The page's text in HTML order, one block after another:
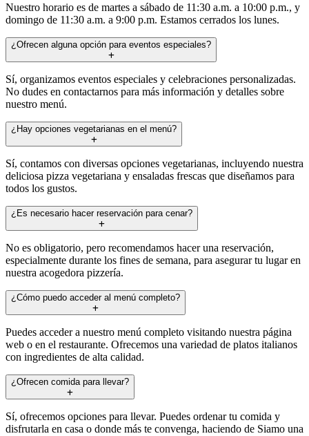
Nuestro horario es de martes a sábado de 11:30 a.m. a 10:00 p.m., y
domingo de 11:30 a.m. a 9:00 p.m. Estamos cerrados los lunes.
¿Ofrecen alguna opción para eventos especiales?
Sí, organizamos eventos especiales y celebraciones personalizadas.
No dudes en contactarnos para más información y detalles sobre
nuestro menú.
¿Hay opciones vegetarianas en el menú?
Sí, contamos con diversas opciones vegetarianas, incluyendo nuestra
deliciosa pizza vegetariana y ensaladas frescas que diseñamos para
todos los gustos.
¿Es necesario hacer reservación para cenar?
No es obligatorio, pero recomendamos hacer una reservación,
especialmente durante los fines de semana, para asegurar tu lugar en
nuestra acogedora pizzería.
¿Cómo puedo acceder al menú completo?
Puedes acceder a nuestro menú completo visitando nuestra página
web o en el restaurante. Ofrecemos una variedad de platos italianos
con ingredientes de alta calidad.
¿Ofrecen comida para llevar?
Sí, ofrecemos opciones para llevar. Puedes ordenar tu comida y
disfrutarla en casa o donde más te convenga, haciendo de Siamo una